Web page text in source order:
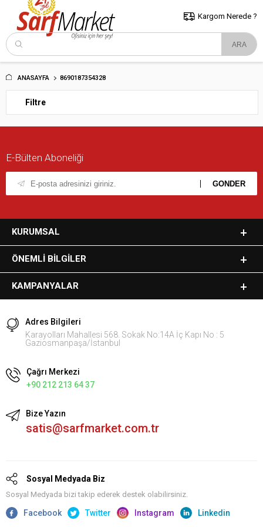
5000 TL ve Üzeri Alışverişlerde İstanbul İçi Kargo Bedava!
ve Trakya İçin Tıklayın..
Kargom Nerede ?
ANASAYFA 8690187354328
Filtre
E-Bülten Aboneliği
KURUMSAL
ÖNEMLI BILGILER
KAMPANYALAR
Adres Bilgileri
Karayolları Mahallesi 568. Sokak No:14A İç Kapı No : 5
Gaziosmanpaşa/İstanbul
Çağrı Merkezi
+90 212 213 64 37
Bize Yazın
satis@sarfmarket.com.tr
Sosyal Medyada Biz
Sosyal Medyada bizi takip ederek destek olabilirsiniz.
Facebook Twitter Instagram Linkedin